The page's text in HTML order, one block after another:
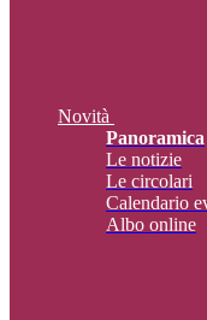
Novità
Panoramica
Le notizie
Le circolari
Calendario
Albo online